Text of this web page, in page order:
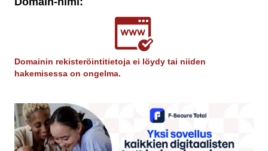
Domainin rekisteröintitietoja ei löydy tai niiden
hakemisessa on ongelma.